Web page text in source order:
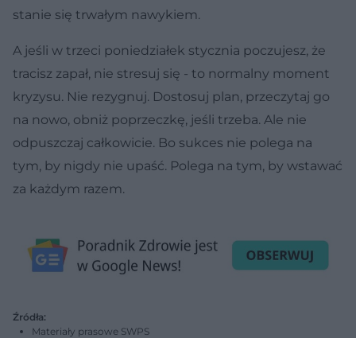
stanie się trwałym nawykiem.
A jeśli w trzeci poniedziałek stycznia poczujesz, że
tracisz zapał, nie stresuj się - to normalny moment
kryzysu. Nie rezygnuj. Dostosuj plan, przeczytaj go
na nowo, obniż poprzeczkę, jeśli trzeba. Ale nie
odpuszczaj całkowicie. Bo sukces nie polega na
tym, by nigdy nie upaść. Polega na tym, by wstawać
za każdym razem.
Źródła:
Materiały prasowe SWPS